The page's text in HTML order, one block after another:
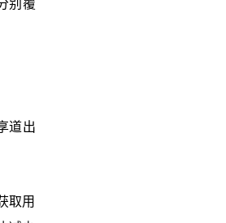
别覆
道出
取用